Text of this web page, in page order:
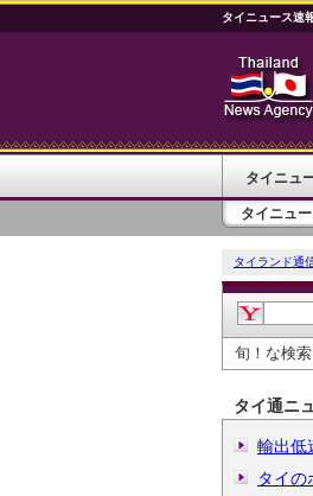
タイニュース速
タイニュ
タイニュ
タイランド通
旬！な検索
タイ通ニ
輸出低
タイの